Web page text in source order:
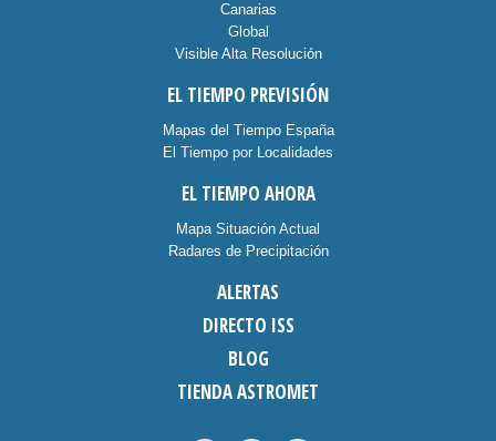
Canarias
Global
Visible Alta Resolución
EL TIEMPO PREVISIÓN
Mapas del Tiempo España
El Tiempo por Localidades
EL TIEMPO AHORA
Mapa Situación Actual
Radares de Precipitación
ALERTAS
DIRECTO ISS
BLOG
TIENDA ASTROMET